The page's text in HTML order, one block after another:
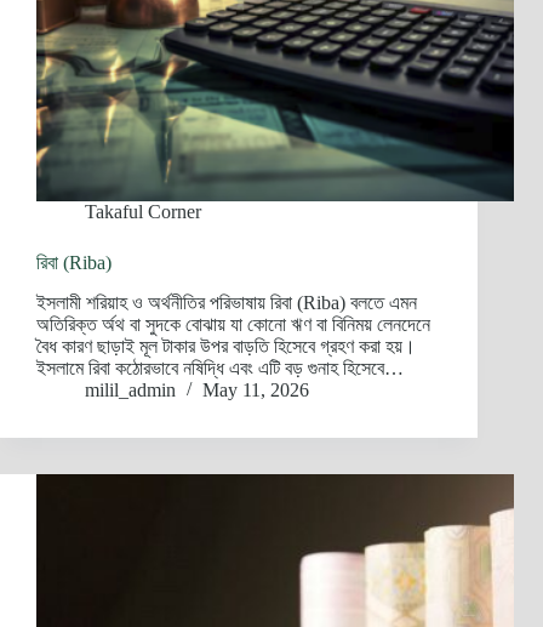
Takaful Corner
রিবা (Riba)
ইসলামী শরিয়াহ ও অর্থনীতির পরিভাষায় রিবা (Riba) বলতে এমন
অতিরিক্ত র্অথ বা সুদকে বোঝায় যা কোনো ঋণ বা বিনিময় লেনদেনে
বৈধ কারণ ছাড়াই মূল টাকার উপর বাড়তি হিসেবে গ্রহণ করা হয়।
ইসলামে রিবা কঠোরভাবে নষিদ্ধি এবং এটি বড় গুনাহ হিসেবে…
milil_admin
May 11, 2026